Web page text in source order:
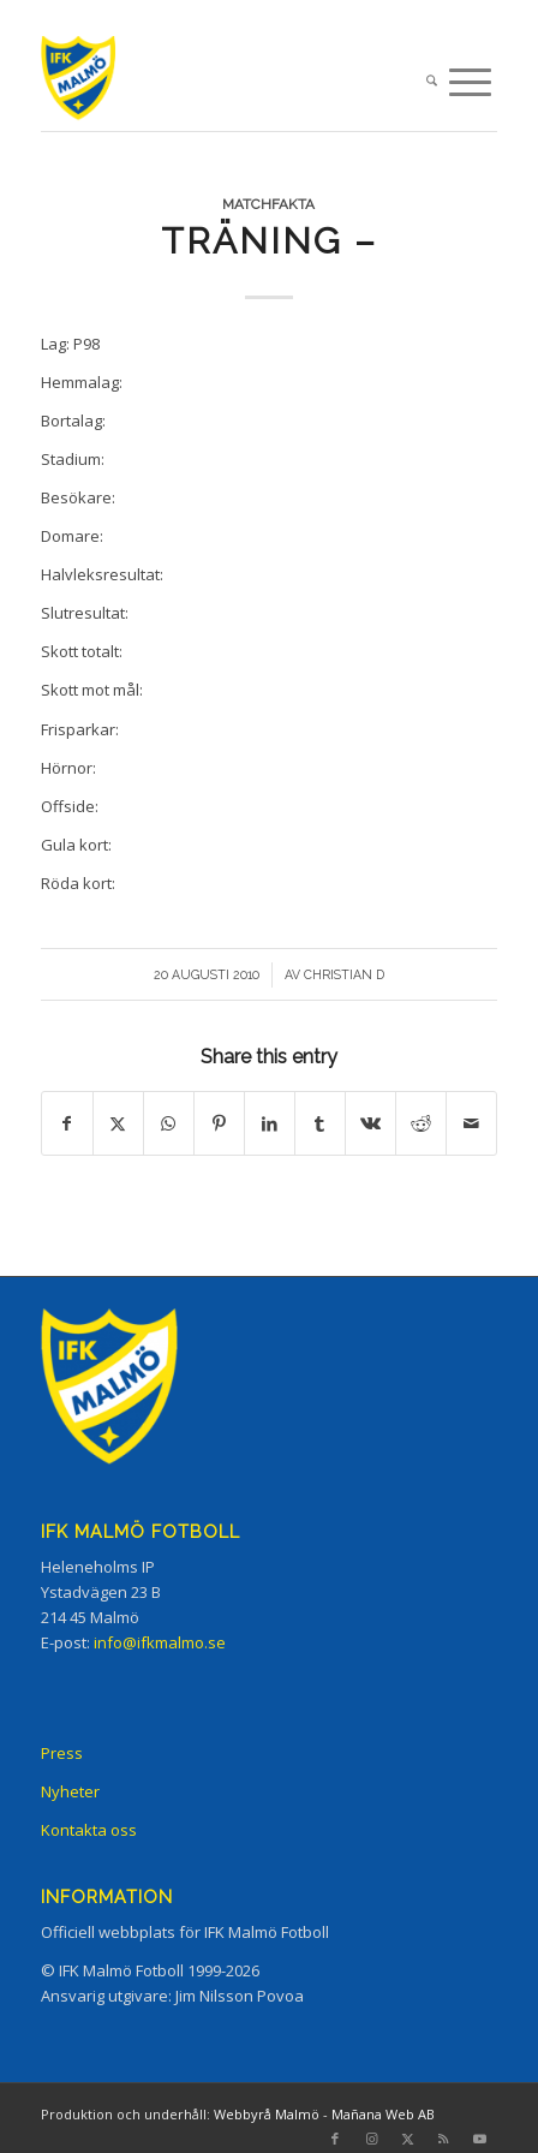
MATCHFAKTA
TRÄNING –
Lag: P98
Hemmalag:
Bortalag:
Stadium:
Besökare:
Domare:
Halvleksresultat:
Slutresultat:
Skott totalt:
Skott mot mål:
Frisparkar:
Hörnor:
Offside:
Gula kort:
Röda kort:
20 AUGUSTI 2010
/ AV CHRISTIAN D
Share this entry
IFK MALMÖ FOTBOLL
Heleneholms IP
Ystadvägen 23 B
214 45 Malmö
E-post: info@ifkmalmo.se
Press
Nyheter
Kontakta oss
INFORMATION
Officiell webbplats för IFK Malmö Fotboll
© IFK Malmö Fotboll 1999-2026
Ansvarig utgivare: Jim Nilsson Povoa
Produktion och underhåll: Webbyrå Malmö - Mañana Web AB